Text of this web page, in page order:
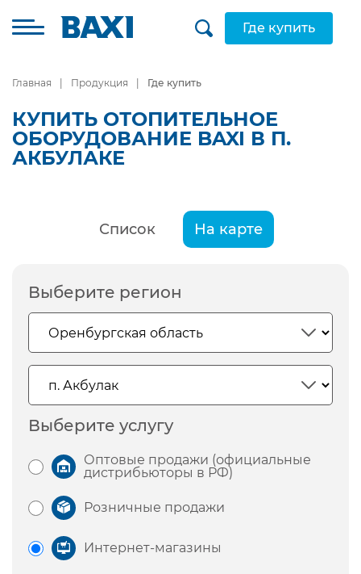
Где купить
Главная Продукция Где купить
КУПИТЬ ОТОПИТЕЛЬНОЕ
ОБОРУДОВАНИЕ BAXI В П.
АКБУЛАКЕ
Список На карте
Выберите регион
Выберите услугу
Оптовые продажи (официальные
дистрибьюторы в РФ)
Розничные продажи
Интернет-магазины